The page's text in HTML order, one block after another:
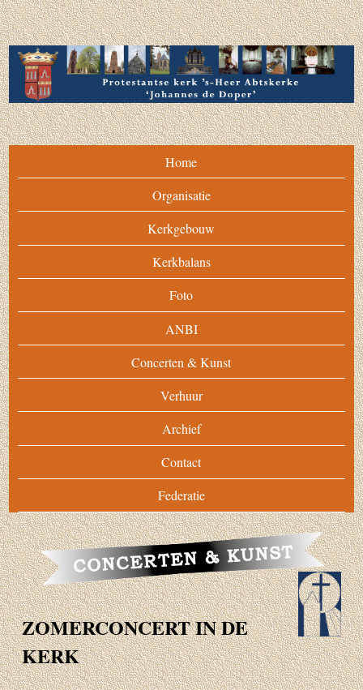
Home
Organisatie
Kerkgebouw
Kerkbalans
Foto
ANBI
Concerten & Kunst
Verhuur
Archief
Contact
Federatie
ZOMERCONCERT IN DE
KERK